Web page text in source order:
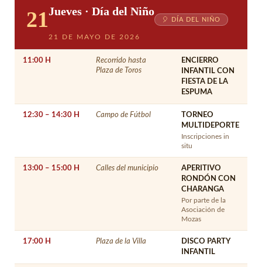
21Jueves · Día del Niño
21 DE MAYO DE 2026
🎈 DÍA DEL NIÑO
11:00 H
Recorrido hasta
Plaza de Toros
ENCIERRO
INFANTIL CON
FIESTA DE LA
ESPUMA
12:30 – 14:30 H Campo de Fútbol
TORNEO
MULTIDEPORTE
Inscripciones in
situ
13:00 – 15:00 H Calles del municipio
APERITIVO
RONDÓN CON
CHARANGA
Por parte de la
Asociación de
Mozas
17:00 H Plaza de la Villa
DISCO PARTY
INFANTIL